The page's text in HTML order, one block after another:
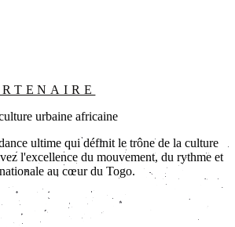
urbaine africaine
ultime qui définit le trône de la culture
l'excellence du mouvement, du rythme et
au cœur du Togo.